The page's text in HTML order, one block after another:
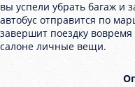
вы успели убрать багаж и
автобус отправится по
завершит поездку вовремя
салоне личные вещи.